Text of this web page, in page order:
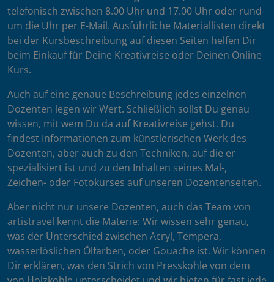
telefonisch zwischen 8.00 Uhr und 17.00 Uhr oder rund
um die Uhr per E-Mail. Ausführliche Materiallisten direkt
bei der Kursbeschreibung auf diesen Seiten helfen Dir
beim Einkauf für Deine Kreativreise oder Deinen Online
Kurs.
Auch auf eine genaue Beschreibung jedes einzelnen
Dozenten legen wir Wert. Schließlich sollst Du genau
wissen, mit wem Du da auf Kreativreise gehst. Du
findest Informationen zum künstlerischen Werk des
Dozenten, aber auch zu den Techniken, auf die er
spezialisiert ist und zu den Inhalten seines Mal-,
Zeichen- oder Fotokurses auf unseren Dozentenseiten.
Aber nicht nur unsere Dozenten, auch das Team von
artistravel kennt die Materie: Wir wissen sehr genau,
was der Unterschied zwischen Acryl, Tempera,
wasserlöslichen Ölfarben, oder Gouache ist. Wir können
Dir erklären, was den Strich von Presskohle von dem